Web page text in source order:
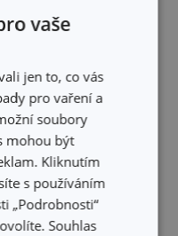
na zavařovací
vaše
jen to, co vás
pro vaření a
soubory
mohou být
Kliknutím
s používáním
„Podrobnosti“
Souhlas